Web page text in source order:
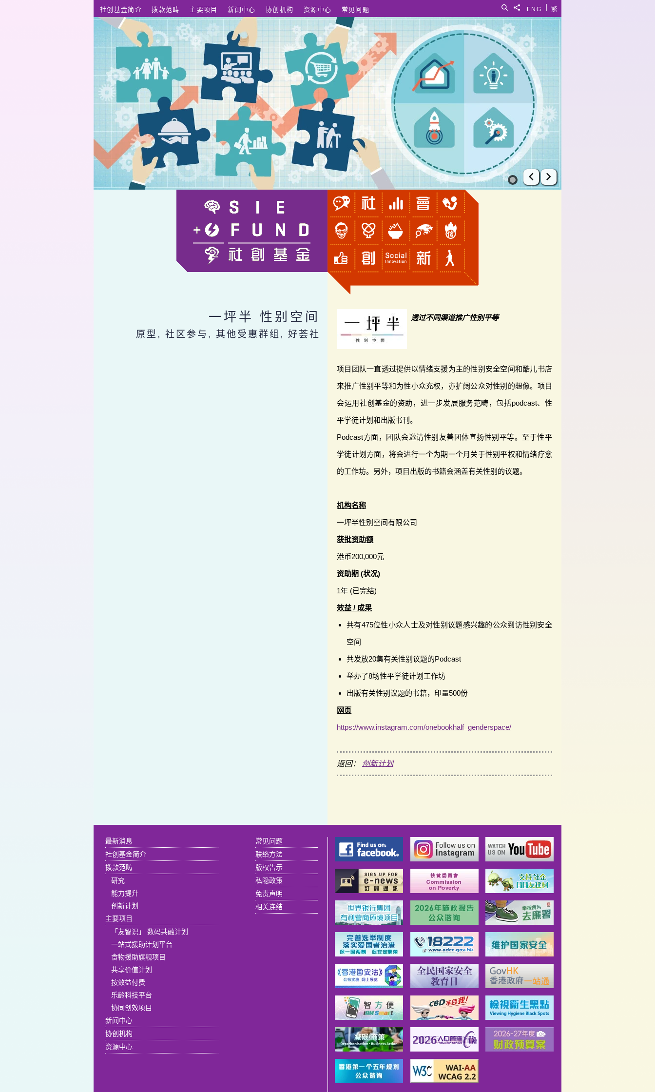
繁
ENG
分享給
搜寻
社创基金简介 拨款范畴 主要项目 新闻中心 协创机构 资源中心 常见问题
上一张幻灯片
下一张幻灯片
一坪半 性别空间
原型, 社区参与, 其他受惠群组, 好荟社
透过不同渠道推广性别平等
项目团队一直透过提供以情绪支援为主的性别安全空间和酷儿书店
来推广性别平等和为性小众充权，亦扩阔公众对性别的想像。项目
会运用社创基金的资助，进一步发展服务范畴，包括podcast、性
平学徒计划和出版书刊。
Podcast方面，团队会邀请性别友善团体宣扬性别平等。至于性平
学徒计划方面，将会进行一个为期一个月关于性别平权和情绪疗愈
的工作坊。另外，项目出版的书籍会涵盖有关性别的议题。
机构名称
一坪半性别空间有限公司
获批资助额
港币200,000元
资助期 (状况)
1年 (已完结)
效益 / 成果
共有475位性小众人士及对性别议题感兴趣的公众到访性别安全
空间
共发放20集有关性别议题的Podcast
举办了8场性平学徒计划工作坊
出版有关性别议题的书籍，印量500份
网页
https://www.instagram.com/onebookhalf_genderspace/
返回： 创新计划
最新消息
社创基金简介
拨款范畴
研究
能力提升
创新计划
主要项目
「友智识」 数码共融计划
一站式援助计划平台
食物援助旗舰项目
共享价值计划
按效益付费
乐龄科技平台
协同创效项目
新闻中心
协创机构
资源中心
常见问题
联络方法
版权告示
私隐政策
免责声明
相关连结